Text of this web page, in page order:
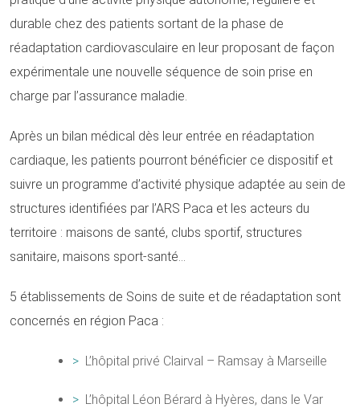
durable chez des patients sortant de la phase de
réadaptation cardiovasculaire en leur proposant de façon
expérimentale une nouvelle séquence de soin prise en
charge par l’assurance maladie.
Après un bilan médical dès leur entrée en réadaptation
cardiaque, les patients pourront bénéficier ce dispositif et
suivre un programme d’activité physique adaptée au sein de
structures identifiées par l’ARS Paca et les acteurs du
territoire : maisons de santé, clubs sportif, structures
sanitaire, maisons sport-santé…
5 établissements de Soins de suite et de réadaptation sont
concernés en région Paca :
L’hôpital privé Clairval – Ramsay à Marseille
L’hôpital Léon Bérard à Hyères, dans le Var